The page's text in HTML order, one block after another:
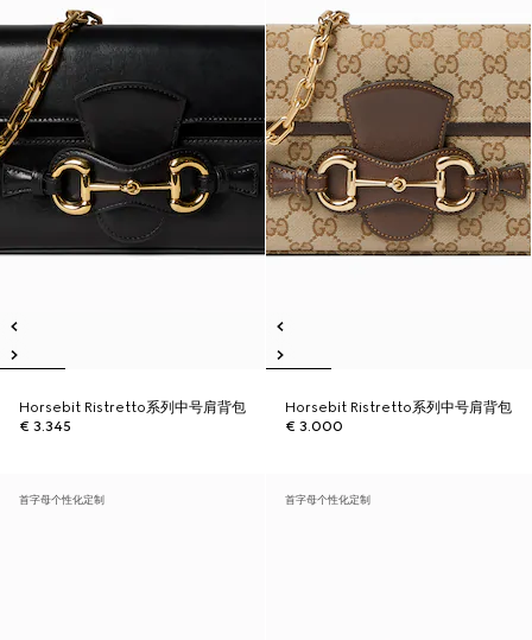
Horsebit Ristretto系列中号肩背包
€ 3.345
Horsebit Ristretto系列中号肩背包
€ 3.000
首字母个性化定制 首字母个性化定制